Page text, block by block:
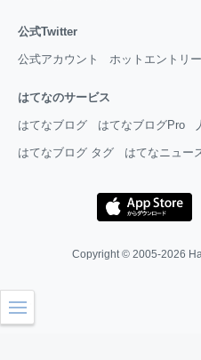
公式Twitter
公式アカウント ホットエントリー
はてなのサービス
はてなブログ はてなブログPro
はてなブログ タグ はてなニュー
Copyright © 2005-2026